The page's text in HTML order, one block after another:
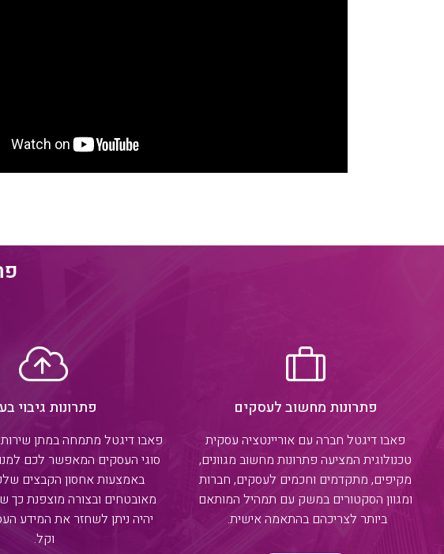
פתרונות מחשוב לעסקים
פאבו דיגטל חברה עם אוריינטציה עסקית
טכנולוגית המציעה פתרונות מחשוב מגוונים,
מקיפים, מתקדמים וחכמים לעסקים, חברות
ומגוון הסקטורים במשק עם תמהיל המותאם
ביותר לצריכהם בהתאמה אישית.
פתרונות גיבוי
פאבו דיגטל מתמחה במתן שירותי
סוגי העסקים המאפשר לכם
באמצעות אחסון הקבצים
מאובטחים ובצורה מוצפנת כך
יהיה ניתן לשחזר את המידע
וקל.